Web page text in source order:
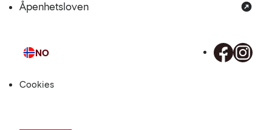
Åpenhetsloven
Språk
NO
Cookies